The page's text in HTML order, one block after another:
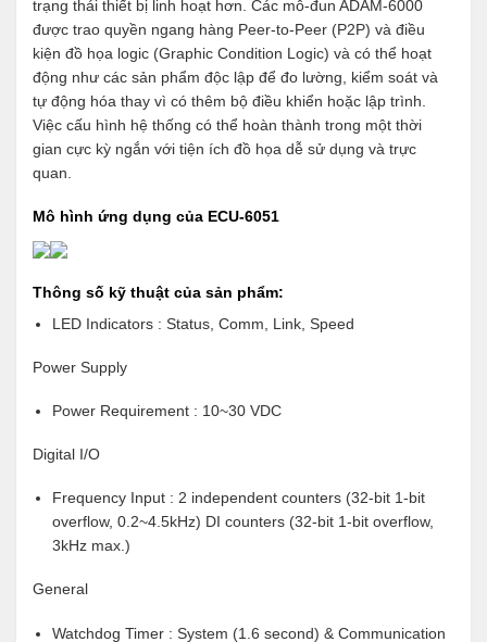
trạng thái thiết bị linh hoạt hơn. Các mô-đun ADAM-6000
được trao quyền ngang hàng Peer-to-Peer (P2P) và điều
kiện đồ họa logic (Graphic Condition Logic) và có thể hoạt
động như các sản phẩm độc lập để đo lường, kiểm soát và
tự động hóa thay vì có thêm bộ điều khiển hoặc lập trình.
Việc cấu hình hệ thống có thể hoàn thành trong một thời
gian cực kỳ ngắn với tiện ích đồ họa dễ sử dụng và trực
quan.
Mô hình ứng dụng của ECU-6051
Thông số kỹ thuật của sản phẩm:
LED Indicators : Status, Comm, Link, Speed
Power Supply
Power Requirement : 10~30 VDC
Digital I/O
Frequency Input : 2 independent counters (32-bit 1-bit
overflow, 0.2~4.5kHz) DI counters (32-bit 1-bit overflow,
3kHz max.)
General
Watchdog Timer : System (1.6 second) & Communication